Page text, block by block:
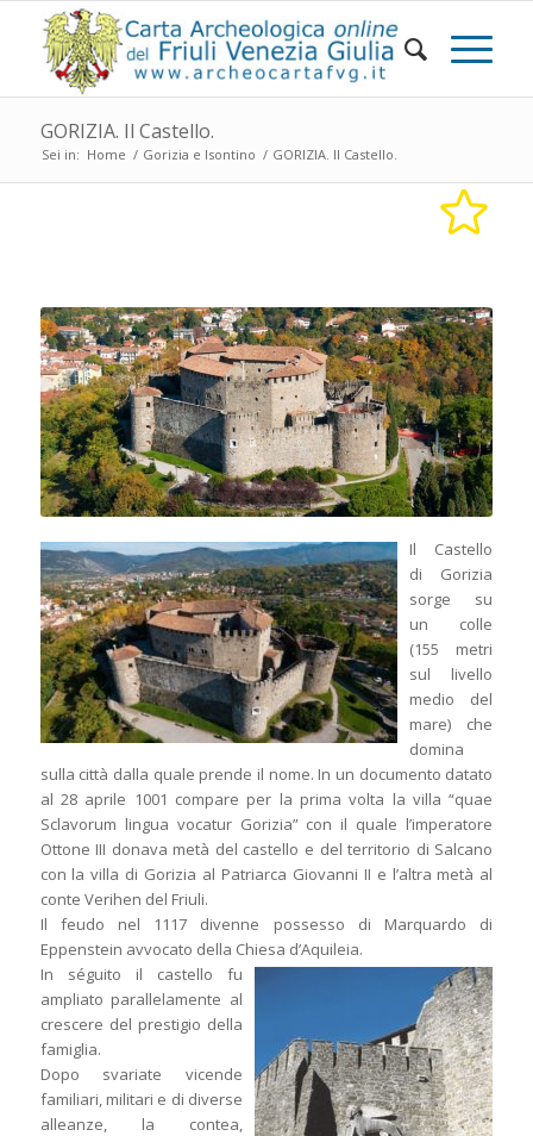
GORIZIA. Il Castello.
Sei in: Home / Gorizia e Isontino / GORIZIA. Il Castello.
Il Castello
di Gorizia
sorge su
un colle
(155 metri
sul livello
medio del
mare) che
domina
sulla città dalla quale prende il nome. In un documento datato
al 28 aprile 1001 compare per la prima volta la villa “quae
Sclavorum lingua vocatur Gorizia” con il quale l’imperatore
Ottone III donava metà del castello e del territorio di Salcano
con la villa di Gorizia al Patriarca Giovanni II e l’altra metà al
conte Verihen del Friuli.
Il feudo nel 1117 divenne possesso di Marquardo di
Eppenstein avvocato della Chiesa d’Aquileia.
In séguito il castello fu
ampliato parallelamente al
crescere del prestigio della
famiglia.
Dopo svariate vicende
familiari, militari e di diverse
alleanze, la contea,